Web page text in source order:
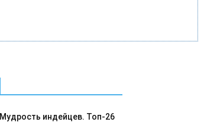
Мудрость индейцев. Топ-26